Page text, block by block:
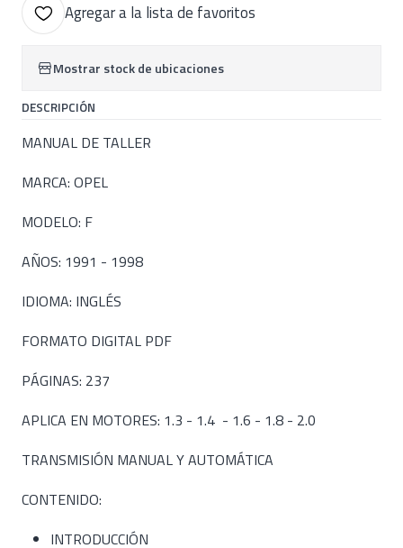
Agregar a la lista de favoritos
Mostrar stock de ubicaciones
DESCRIPCIÓN
MANUAL DE TALLER
MARCA: OPEL
MODELO: F
AÑOS: 1991 - 1998
IDIOMA: INGLÉS
FORMATO DIGITAL PDF
PÁGINAS: 237
APLICA EN MOTORES: 1.3 - 1.4 - 1.6 - 1.8 - 2.0
TRANSMISIÓN MANUAL Y AUTOMÁTICA
CONTENIDO:
INTRODUCCIÓN